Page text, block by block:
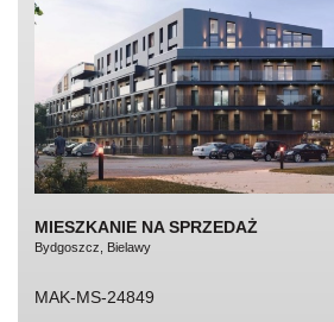
MIESZKANIE NA SPRZEDAŻ
Bydgoszcz, Bielawy
MAK-MS-24849